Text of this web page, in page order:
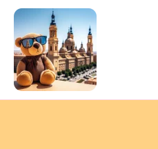
contenido
Buscar
por: